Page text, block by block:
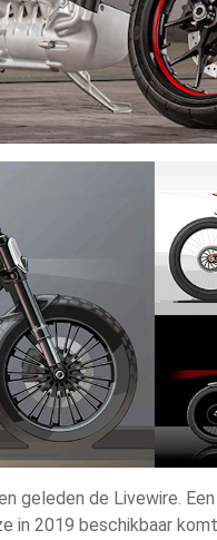
geleden de Livewire.
in 2019 beschikbaar